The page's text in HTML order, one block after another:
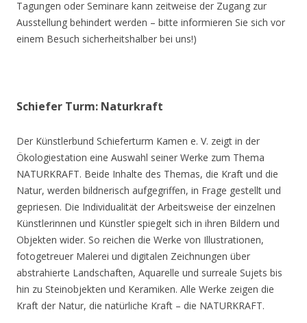
Tagungen oder Seminare kann zeitweise der Zugang zur
Ausstellung behindert werden – bitte informieren Sie sich vor
einem Besuch sicherheitshalber bei uns!)
Schiefer Turm: Naturkraft
Der Künstlerbund Schieferturm Kamen e. V. zeigt in der
Ökologiestation eine Auswahl seiner Werke zum Thema
NATURKRAFT. Beide Inhalte des Themas, die Kraft und die
Natur, werden bildnerisch aufgegriffen, in Frage gestellt und
gepriesen. Die Individualität der Arbeitsweise der einzelnen
Künstlerinnen und Künstler spiegelt sich in ihren Bildern und
Objekten wider. So reichen die Werke von Illustrationen,
fotogetreuer Malerei und digitalen Zeichnungen über
abstrahierte Landschaften, Aquarelle und surreale Sujets bis
hin zu Steinobjekten und Keramiken. Alle Werke zeigen die
Kraft der Natur, die natürliche Kraft – die NATURKRAFT.